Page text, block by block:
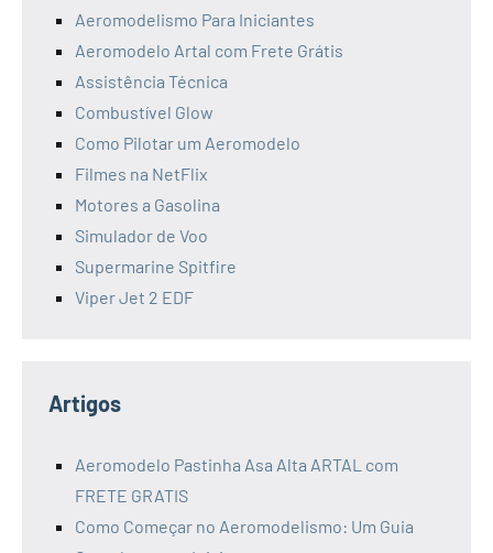
Aeromodelismo Para Iniciantes
Aeromodelo Artal com Frete Grátis
Assistência Técnica
Combustível Glow
Como Pilotar um Aeromodelo
Filmes na NetFlix
Motores a Gasolina
Simulador de Voo
Supermarine Spitfire
Viper Jet 2 EDF
Artigos
Aeromodelo Pastinha Asa Alta ARTAL com
FRETE GRATIS
Como Começar no Aeromodelismo: Um Guia